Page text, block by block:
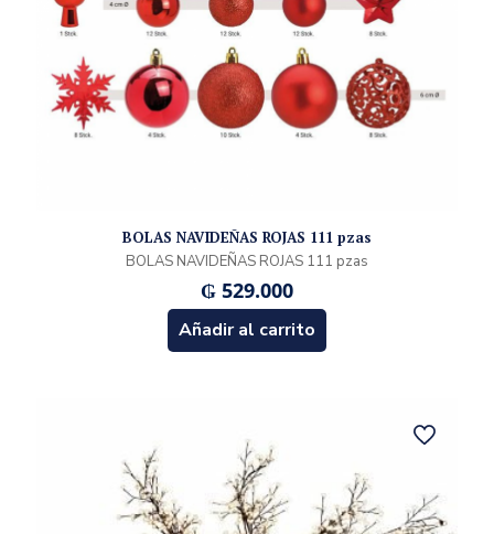
BOLAS NAVIDEÑAS ROJAS 111 pzas
BOLAS NAVIDEÑAS ROJAS 111 pzas
₲ 529.000
Añadir al carrito